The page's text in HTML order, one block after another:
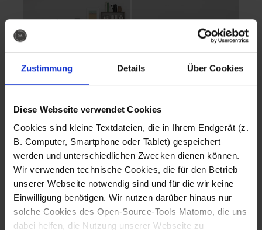
Zustimmung Details Über Cookies
Diese Webseite verwendet Cookies
Cookies sind kleine Textdateien, die in Ihrem Endgerät (z.
B. Computer, Smartphone oder Tablet) gespeichert
werden und unterschiedlichen Zwecken dienen können.
Wir verwenden technische Cookies, die für den Betrieb
unserer Webseite notwendig sind und für die wir keine
Einwilligung benötigen. Wir nutzen darüber hinaus nur
solche Cookies des Open-Source-Tools Matomo, die uns
dabei helfen, die Nutzung unserer Webseite zu
Fotografo: Lorenz
Sternbach
Download
Fotografo: Lorenz
Sternbach
Download